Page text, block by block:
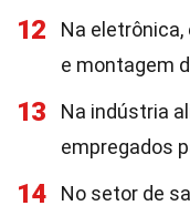
12
Na
e montagem
13
Na indústria
empregados
14
No setor de